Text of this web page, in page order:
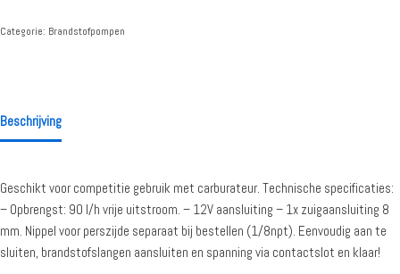
Categorie: Brandstofpompen
Beschrijving
Geschikt voor competitie gebruik met carburateur. Technische specificaties:
– Opbrengst: 90 l/h vrije uitstroom. – 12V aansluiting – 1x zuigaansluiting 8
mm. Nippel voor perszijde separaat bij bestellen (1/8npt). Eenvoudig aan te
sluiten, brandstofslangen aansluiten en spanning via contactslot en klaar!